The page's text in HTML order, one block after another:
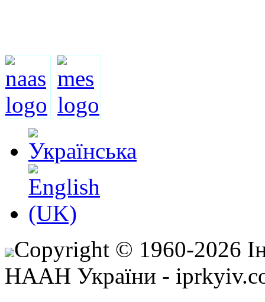
Copyright © 1960-2026
НААН України -